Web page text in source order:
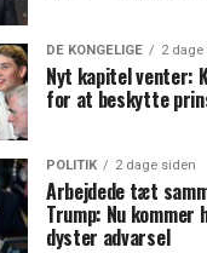
DE KONGELIGE 2
Nyt kapitel venter:
for at beskytte
POLITIK 2 dage siden
Arbejdede tæt
Trump: Nu kommer
dyster advarsel